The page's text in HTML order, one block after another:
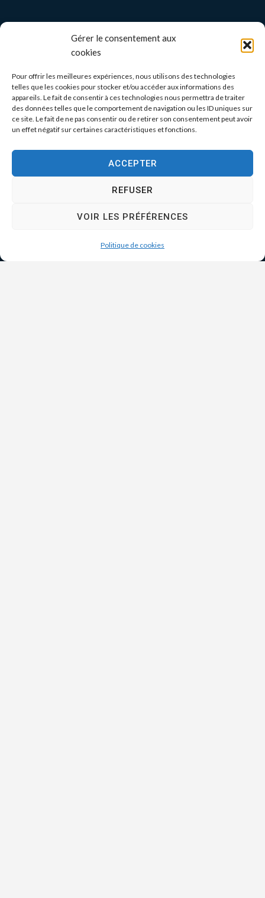
Gérer le consentement aux
cookies
Pour offrir les meilleures expériences, nous utilisons des technologies
telles que les cookies pour stocker et/ou accéder aux informations des
appareils. Le fait de consentir à ces technologies nous permettra de traiter
des données telles que le comportement de navigation ou les ID uniques sur
ce site. Le fait de ne pas consentir ou de retirer son consentement peut avoir
un effet négatif sur certaines caractéristiques et fonctions.
ACCEPTER
REFUSER
VOIR LES PRÉFÉRENCES
Politique de cookies